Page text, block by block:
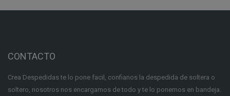
CONTACTO
Crea Despedidas te lo pone facil, confianos la despedida de soltera o
soltero, nosotros nos encargamos de todo y te lo ponemos en bandeja.